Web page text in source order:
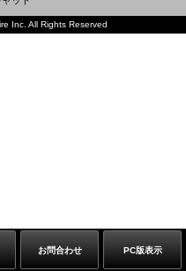
お問合わせ PC版表示
Inc. All Rights Reserved